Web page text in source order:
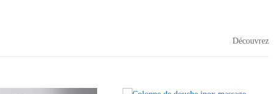
Découvrez